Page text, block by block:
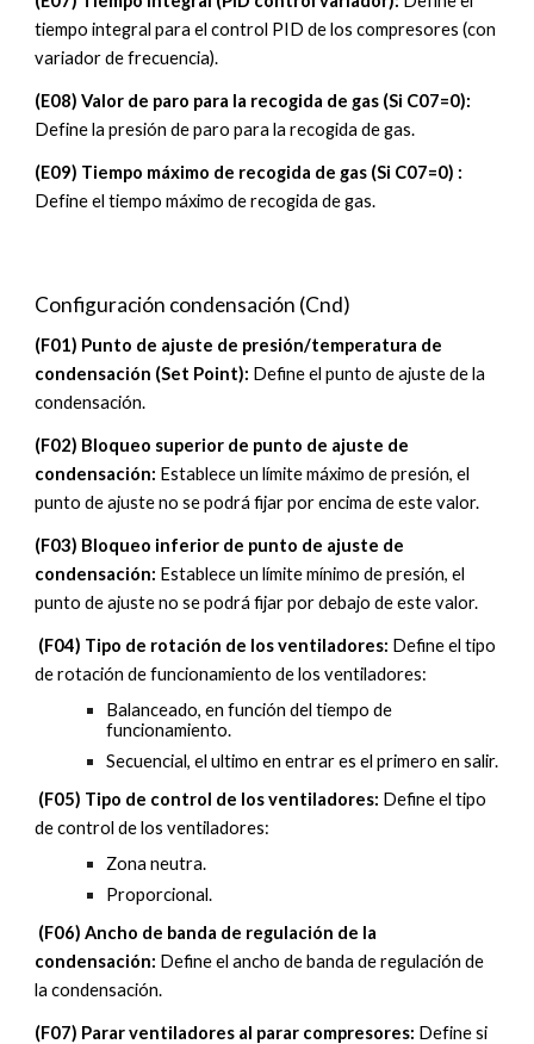
tiempo integral para el control PID de los compresores (con
variador de frecuencia).
(E08) Valor de paro para la recogida de gas (Si C07=0):
Define la presión de paro para la recogida de gas.
(E09) Tiempo máximo de recogida de gas (Si C07=0) :
Define el tiempo máximo de recogida de gas.
Configuración condensación (Cnd)
(F01) Punto de ajuste de presión/temperatura de
condensación (Set Point): Define el punto de ajuste de la
condensación.
(F02) Bloqueo superior de punto de ajuste de
condensación: Establece un límite máximo de presión, el
punto de ajuste no se podrá fijar por encima de este valor.
(F03) Bloqueo inferior de punto de ajuste de
condensación: Establece un límite mínimo de presión, el
punto de ajuste no se podrá fijar por debajo de este valor.
(F04) Tipo de rotación de los ventiladores: Define el tipo
de rotación de funcionamiento de losventiladores:
Balanceado, en función del tiempo de
funcionamiento.
Secuencial, el ultimo en entrar es el primero en salir.
(F05) Tipo de control de los ventiladores: Define el tipo
de control de losventiladores:
Zona neutra.
Proporcional.
(F06)Ancho de banda de regulación de la
condensación: Define el ancho de banda de regulación de
lacondensación.
(F07) Parar ventiladores al parar compresores: Define si